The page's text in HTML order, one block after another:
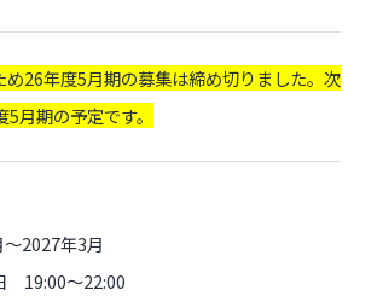
口
門と実践
〜時空を超えて
道
のか
塾
ス・クリニック
Live編〜
レート・ラボ
26年度5月期の募集は締め切りました。次
月期の予定です。
2027年3月
19:00〜22:00